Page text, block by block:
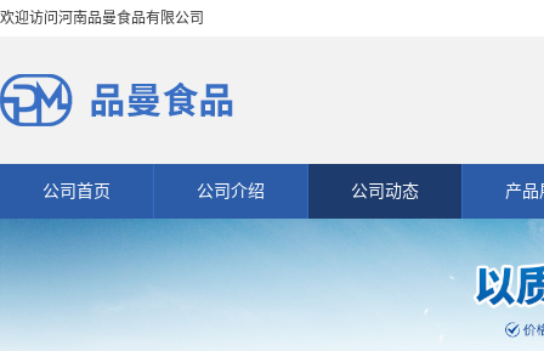
欢迎访问河南品曼食品有限公司
公司首页 公司介绍 公司动态 产品